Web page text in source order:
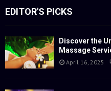
EDITOR'S PICKS
Discover the
Massage
April 16, 2025